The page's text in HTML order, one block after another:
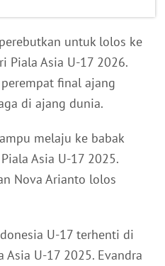
untuk lolos ke
Piala Asia U-17 2026.
final ajang
di ajang dunia.
melaju ke babak
Asia U-17 2025.
Nova Arianto lolos
U-17 terhenti di
U-17 2025. Evandra